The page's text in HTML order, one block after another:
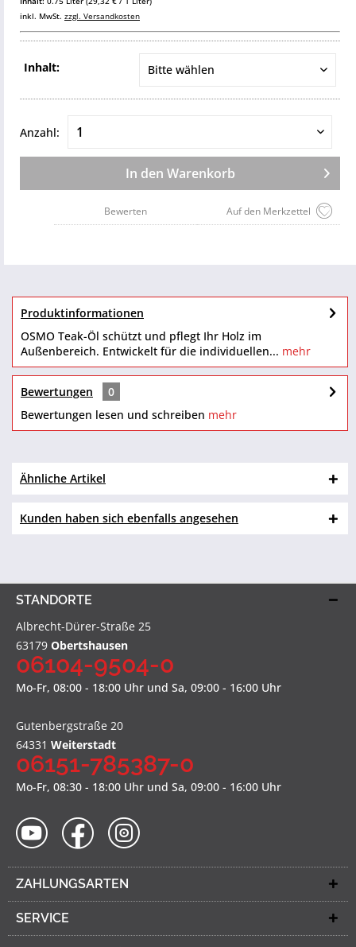
inkl. MwSt. zzgl. Versandkosten
Inhalt:
Anzahl:
In den Warenkorb
Auf den Merkzettel
Bewerten
Produktinformationen
OSMO Teak-Öl schützt und pflegt Ihr Holz im
Außenbereich. Entwickelt für die individuellen... mehr
Bewertungen
0
Bewertungen lesen und schreiben mehr
Ähnliche Artikel
Kunden haben sich ebenfalls angesehen
STANDORTE
Albrecht-Dürer-Straße 25
63179 Obertshausen
06104-9504-0
Mo-Fr, 08:00 - 18:00 Uhr und Sa, 09:00 - 16:00 Uhr
Gutenbergstraße 20
64331 Weiterstadt
06151-785387-0
Mo-Fr, 08:30 - 18:00 Uhr und Sa, 09:00 - 16:00 Uhr
ZAHLUNGSARTEN
SERVICE